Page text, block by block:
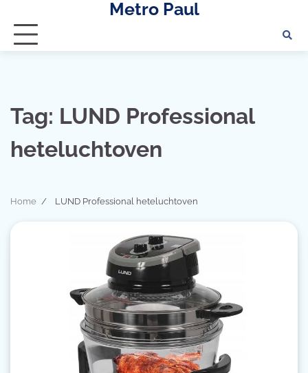
content
Metro Paul
Tag: LUND Professional
heteluchtoven
Home LUND Professional heteluchtoven